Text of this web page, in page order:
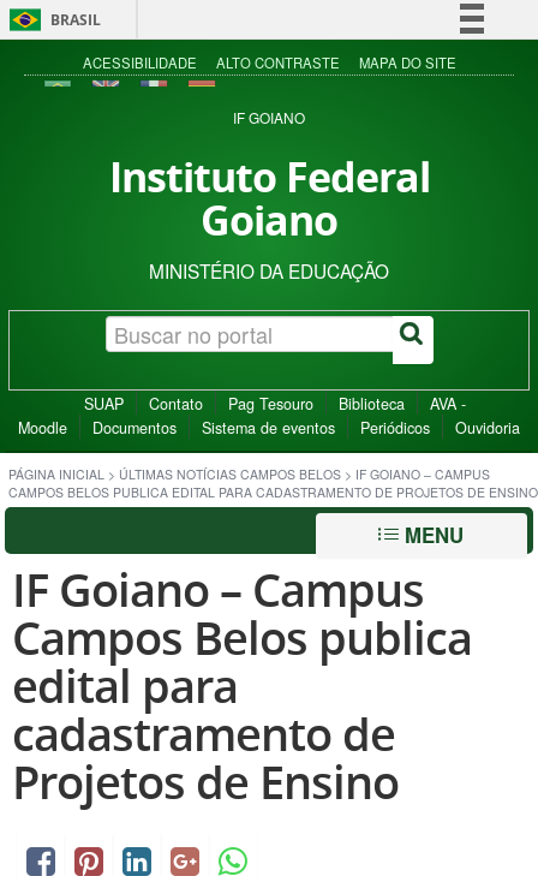
BRASIL
Simplifique!
Acesso à informação
ACESSIBILIDADE ALTO CONTRASTE MAPA DO SITE
IF GOIANO
Instituto Federal
Goiano
MINISTÉRIO DA EDUCAÇÃO
SUAP Contato Pag Tesouro Biblioteca
AVA -
Moodle
Documentos Sistema de eventos Periódicos Ouvidoria
PÁGINA INICIAL > ÚLTIMAS NOTÍCIAS CAMPOS BELOS > IF GOIANO – CAMPUS
CAMPOS BELOS PUBLICA EDITAL PARA CADASTRAMENTO DE PROJETOS DE ENSINO
MENU
IF Goiano – Campus
Campos Belos publica
edital para
cadastramento de
Projetos de Ensino